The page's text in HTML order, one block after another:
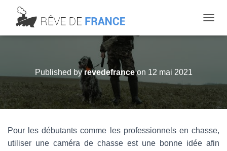
Published byrevedefranceon 12 mai 2021
Pour les débutants comme les professionnels en chasse,
utiliser une caméra de chasse est une bonne idée afin